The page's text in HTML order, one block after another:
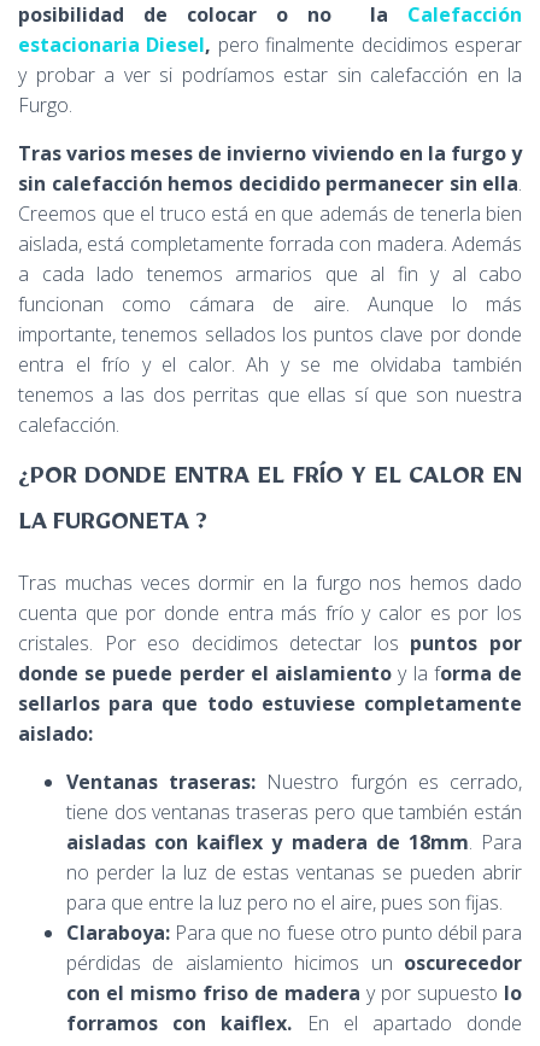
posibilidad de colocar o no la Calefacción
estacionaria Diesel, pero finalmente decidimos esperar
y probar a ver si podríamos estar sin calefacción en la
Furgo.
Tras varios meses de invierno viviendo en la furgo y
sin calefacción hemos decidido permanecer sin ella.
Creemos que el truco está en que además de tenerla bien
aislada, está completamente forrada con madera. Además
a cada lado tenemos armarios que al fin y al cabo
funcionan como cámara de aire. Aunque lo más
importante, tenemos sellados los puntos clave por donde
entra el frío y el calor. Ah y se me olvidaba también
tenemos a las dos perritas que ellas sí que son nuestra
calefacción.
¿POR DONDE ENTRA EL FRÍO Y EL CALOR EN
LA FURGONETA ?
Tras muchas veces dormir en la furgo nos hemos dado
cuenta que por donde entra más frío y calor es por los
cristales. Por eso decidimos detectar los puntos por
donde se puede perder el aislamiento y la forma de
sellarlos para que todo estuviese completamente
aislado:
Ventanas traseras: Nuestro furgón es cerrado,
tiene dos ventanas traseras pero que también están
aisladas con kaiflex y madera de 18mm. Para
no perder la luz de estas ventanas se pueden abrir
para que entre la luz pero no el aire, pues son fijas.
Claraboya: Para que no fuese otro punto débil para
pérdidas de aislamiento hicimos un oscurecedor
con el mismo friso de madera y por supuesto lo
forramos con kaiflex.
En el apartado donde